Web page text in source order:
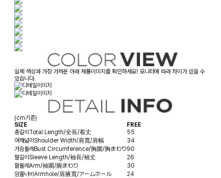
실제 색상과 가장 가까운 아래 제품이미지를 확인하세요! 모니터에 따라 차이가 있을 수
있습니다.
(cm기준)
SIZE
FREE
총길이Total Length/全長/着丈
55
어깨넓이Shoulder Width/肩寬/肩幅
34
가슴둘레Bust Circumference/胸圍/胸まわり90
팔길이Sleeve Length/袖長/袖丈
26
팔둘레Arm/袖圍/腕まわり
30
암홀너비Armhole/肩腋寬/アームホール
24